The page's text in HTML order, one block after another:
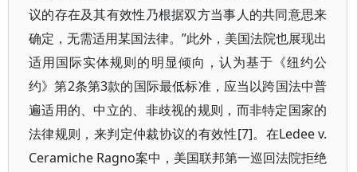
议的存在及其有效性乃根据双方当事人的共同意思来
确定，无需适用某国法律。”此外，美国法院也展现出
适用国际实体规则的明显倾向，认为基于《纽约公
约》第2条第3款的国际最低标准，应当以跨国法中普
遍适用的、中立的、非歧视的规则，而非特定国家的
法律规则，来判定仲裁协议的有效性[7]。在Ledee v.
Ceramiche Ragno案中，美国联邦第一巡回法院拒绝